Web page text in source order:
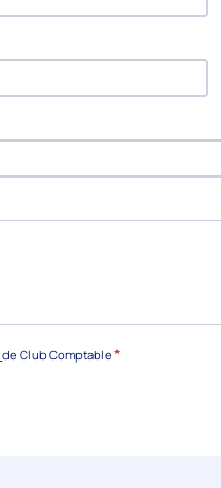
de Club Comptable *